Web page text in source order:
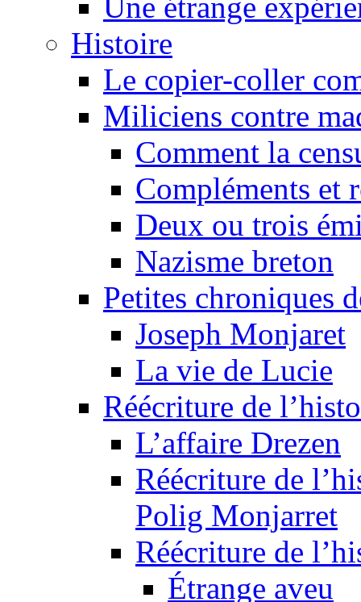
Une étrange
Histoire
Le copier-coller
Miliciens contre
Comment la
Compléments et
Deux ou trois
Nazisme breton
Petites chroniques
Joseph Monjaret
La vie de Lucie
Réécriture de
L’affaire Drezen
Réécriture de
Polig Monjarret
Réécriture de
Étrange aveu